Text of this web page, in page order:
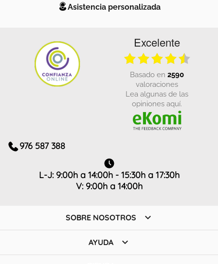
Asistencia personalizada
Excelente
basado en 2590
valoraciones
Lea algunas de las
opiniones aquí.
976 587 388
L-J: 9:00h a 14:00h - 15:30h a 17:30h
V: 9:00h a 14:00h
SOBRE NOSOTROS 
AYUDA 